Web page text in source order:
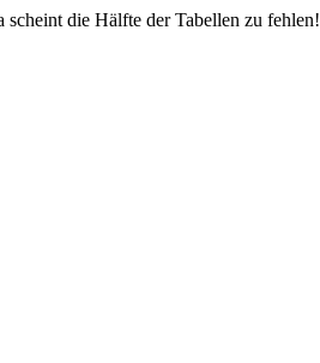
scheint die Hälfte der Tabellen zu fehlen!